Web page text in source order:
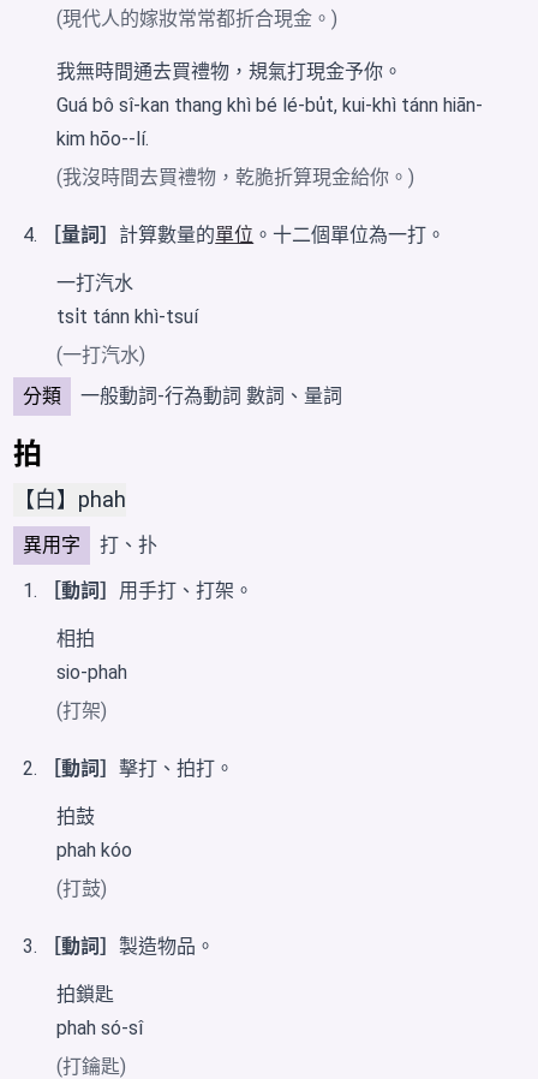
(現代人的嫁妝常常都折合現金。)
我無時間通去買禮物，規氣打現金予你。
Guá bô sî-kan thang khì bé lé-bu̍t, kui-khì tánn hiān-
kim hōo--lí.
(我沒時間去買禮物，乾脆折算現金給你。)
［量詞］ 計算數量的單位 。十二個單位為一打。
一打汽水
tsi̍t tánn khì-tsuí
(一打汽水)
分類
一般動詞-行為動詞 數詞、量詞
拍
【白】phah
異用字
打、扑
［動詞］ 用手打、打架。
相拍
sio-phah
(打架)
［動詞］擊打、拍打。
拍鼓
phah kóo
(打鼓)
［動詞］製造物品。
拍鎖匙
phah só-sî
(打鑰匙)